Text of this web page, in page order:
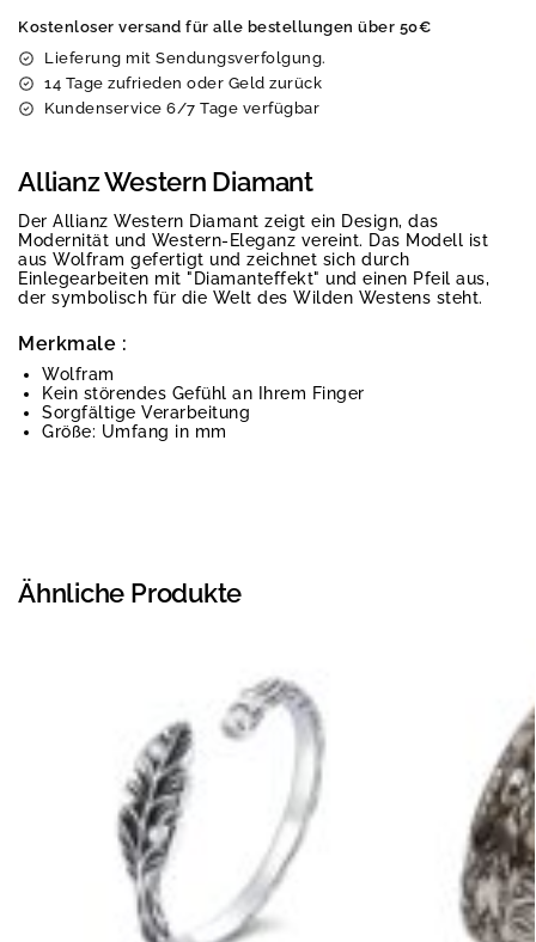
Kostenloser versand für alle bestellungen über 50€
Lieferung mit Sendungsverfolgung.
14 Tage zufrieden oder Geld zurück
Kundenservice 6/7 Tage verfügbar
Allianz Western Diamant
Der Allianz Western Diamant zeigt ein Design, das
Modernität und Western-Eleganz vereint. Das Modell ist
aus Wolfram gefertigt und zeichnet sich durch
Einlegearbeiten mit "Diamanteffekt" und einen Pfeil aus,
der symbolisch für die Welt des Wilden Westens steht.
Merkmale :
Wolfram
Kein störendes Gefühl an Ihrem Finger
Sorgfältige Verarbeitung
Größe: Umfang in mm
Ähnliche Produkte